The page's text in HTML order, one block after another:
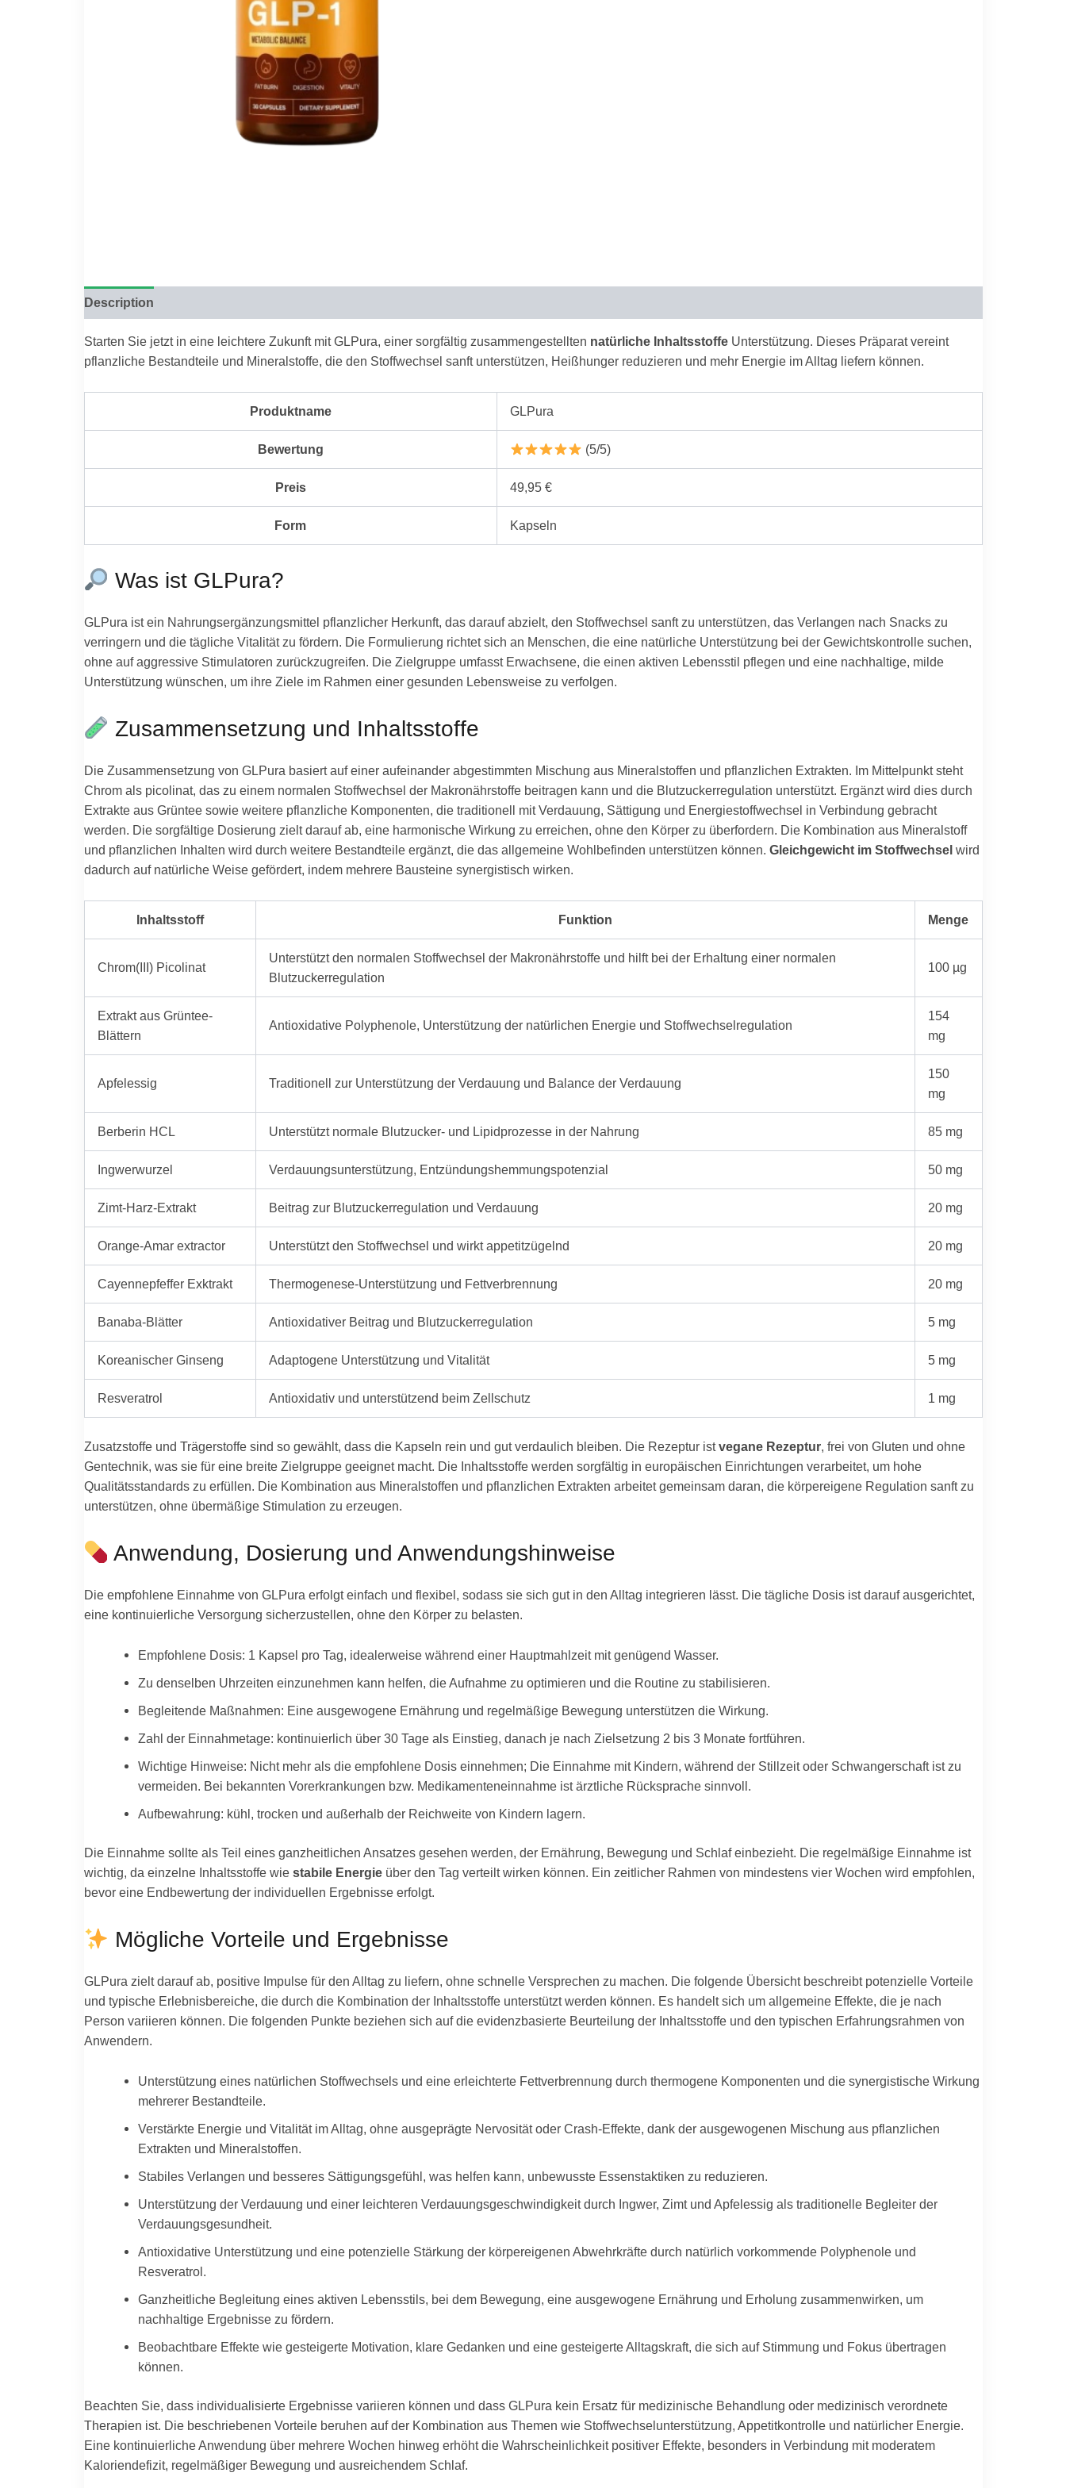
Description
Starten Sie jetzt in eine leichtere Zukunft mit GLPura, einer sorgfältig zusammengestellten natürliche InhaltsstoffeUnterstützung. Dieses Präparat vereint
pflanzliche Bestandteile und Mineralstoffe, die den Stoffwechsel sanft unterstützen, Heißhunger reduzieren und mehr Energie im Alltag liefern können.
Produktname GLPura
Bewertung (5/5)
Preis 49,95 €
Form Kapseln
Was ist GLPura?
GLPura ist ein Nahrungsergänzungsmittel pflanzlicher Herkunft, das darauf abzielt, den Stoffwechsel sanft zu unterstützen, das Verlangen nach Snacks zu
verringern und die tägliche Vitalität zu fördern. Die Formulierung richtet sich an Menschen, die eine natürliche Unterstützung bei der Gewichtskontrolle suchen,
ohne auf aggressive Stimulatoren zurückzugreifen. Die Zielgruppe umfasst Erwachsene, die einen aktiven Lebensstil pflegen und eine nachhaltige, milde
Unterstützung wünschen, um ihre Ziele im Rahmen einer gesunden Lebensweise zu verfolgen.
Zusammensetzung und Inhaltsstoffe
Die Zusammensetzung von GLPura basiert auf einer aufeinander abgestimmten Mischung aus Mineralstoffen und pflanzlichen Extrakten. Im Mittelpunkt steht
Chrom als picolinat, das zu einem normalen Stoffwechsel der Makronährstoffe beitragen kann und die Blutzuckerregulation unterstützt. Ergänzt wird dies durch
Extrakte aus Grüntee sowie weitere pflanzliche Komponenten, die traditionell mit Verdauung, Sättigung und Energiestoffwechsel in Verbindung gebracht
werden. Die sorgfältige Dosierung zielt darauf ab, eine harmonische Wirkung zu erreichen, ohne den Körper zu überfordern. Die Kombination aus Mineralstoff
und pflanzlichen Inhalten wird durch weitere Bestandteile ergänzt, die das allgemeine Wohlbefinden unterstützen können. Gleichgewicht im Stoffwechsel wird
dadurch auf natürliche Weise gefördert, indem mehrere Bausteine synergistisch wirken.
Inhaltsstoff Funktion Menge
Chrom(III) Picolinat
Unterstützt den normalen Stoffwechsel der Makronährstoffe und hilft bei der Erhaltung einer normalen
Blutzuckerregulation
100 µg
Extrakt aus Grüntee-
Blättern
Antioxidative Polyphenole, Unterstützung der natürlichen Energie und Stoffwechselregulation
154
mg
Apfelessig Traditionell zur Unterstützung der Verdauung und Balance der Verdauung
150
mg
Berberin HCL Unterstützt normale Blutzucker- und Lipidprozesse in der Nahrung 85 mg
Ingwerwurzel Verdauungsunterstützung, Entzündungshemmungspotenzial 50 mg
Zimt-Harz-Extrakt Beitrag zur Blutzuckerregulation und Verdauung 20 mg
Orange-Amar extractor Unterstützt den Stoffwechsel und wirkt appetitzügelnd 20 mg
Cayennepfeffer Exktrakt Thermogenese-Unterstützung und Fettverbrennung 20 mg
Banaba-Blätter Antioxidativer Beitrag und Blutzuckerregulation 5 mg
Koreanischer Ginseng Adaptogene Unterstützung und Vitalität 5 mg
Resveratrol Antioxidativ und unterstützend beim Zellschutz 1 mg
Zusatzstoffe und Trägerstoffe sind so gewählt, dass die Kapseln rein und gut verdaulich bleiben. Die Rezeptur istvegane Rezeptur, frei von Gluten und ohne
Gentechnik, was sie für eine breite Zielgruppe geeignet macht. Die Inhaltsstoffe werden sorgfältig in europäischen Einrichtungen verarbeitet, um hohe
Qualitätsstandards zu erfüllen. Die Kombination aus Mineralstoffen und pflanzlichen Extrakten arbeitet gemeinsam daran, die körpereigene Regulation sanft zu
unterstützen, ohne übermäßige Stimulation zu erzeugen.
Anwendung, Dosierung und Anwendungshinweise
Die empfohlene Einnahme von GLPura erfolgt einfach und flexibel, sodass sie sich gut in den Alltag integrieren lässt. Die tägliche Dosis ist darauf ausgerichtet,
eine kontinuierliche Versorgung sicherzustellen, ohne den Körper zu belasten.
Empfohlene Dosis: 1 Kapsel pro Tag, idealerweise während einer Hauptmahlzeit mit genügend Wasser.
Zu denselben Uhrzeiten einzunehmen kann helfen, die Aufnahme zu optimieren und die Routine zu stabilisieren.
Begleitende Maßnahmen: Eine ausgewogene Ernährung und regelmäßige Bewegung unterstützen die Wirkung.
Zahl der Einnahmetage: kontinuierlich über 30 Tage als Einstieg, danach je nach Zielsetzung 2 bis 3 Monate fortführen.
Wichtige Hinweise: Nicht mehr als die empfohlene Dosis einnehmen; Die Einnahme mit Kindern, während der Stillzeit oder Schwangerschaft ist zu
vermeiden. Bei bekannten Vorerkrankungen bzw. Medikamenteneinnahme ist ärztliche Rücksprache sinnvoll.
Aufbewahrung: kühl, trocken und außerhalb der Reichweite von Kindern lagern.
Die Einnahme sollte als Teil eines ganzheitlichen Ansatzes gesehen werden, der Ernährung, Bewegung und Schlaf einbezieht. Die regelmäßige Einnahme ist
wichtig, da einzelne Inhaltsstoffe wie stabile Energieüber den Tag verteilt wirken können. Ein zeitlicher Rahmen von mindestens vier Wochen wird empfohlen,
bevor eine Endbewertung der individuellen Ergebnisse erfolgt.
Mögliche Vorteile und Ergebnisse
GLPura zielt darauf ab, positive Impulse für den Alltag zu liefern, ohne schnelle Versprechen zu machen. Die folgende Übersicht beschreibt potenzielle Vorteile
und typische Erlebnisbereiche, die durch die Kombination der Inhaltsstoffe unterstützt werden können. Es handelt sich um allgemeine Effekte, die je nach
Person variieren können. Die folgenden Punkte beziehen sich auf die evidenzbasierte Beurteilung der Inhaltsstoffe und den typischen Erfahrungsrahmen von
Anwendern.
Unterstützung eines natürlichen Stoffwechsels und eine erleichterte Fettverbrennung durch thermogene Komponenten und die synergistische Wirkung
mehrerer Bestandteile.
Verstärkte Energie und Vitalität im Alltag, ohne ausgeprägte Nervosität oder Crash-Effekte, dank der ausgewogenen Mischung aus pflanzlichen
Extrakten und Mineralstoffen.
Stabiles Verlangen und besseres Sättigungsgefühl, was helfen kann, unbewusste Essenstaktiken zu reduzieren.
Unterstützung der Verdauung und einer leichteren Verdauungsgeschwindigkeit durch Ingwer, Zimt und Apfelessig als traditionelle Begleiter der
Verdauungsgesundheit.
Antioxidative Unterstützung und eine potenzielle Stärkung der körpereigenen Abwehrkräfte durch natürlich vorkommende Polyphenole und
Resveratrol.
Ganzheitliche Begleitung eines aktiven Lebensstils, bei dem Bewegung, eine ausgewogene Ernährung und Erholung zusammenwirken, um
nachhaltige Ergebnisse zu fördern.
Beobachtbare Effekte wie gesteigerte Motivation, klare Gedanken und eine gesteigerte Alltagskraft, die sich auf Stimmung und Fokus übertragen
können.
Beachten Sie, dass individualisierte Ergebnisse variieren können und dass GLPura kein Ersatz für medizinische Behandlung oder medizinisch verordnete
Therapien ist. Die beschriebenen Vorteile beruhen auf der Kombination aus Themen wie Stoffwechselunterstützung, Appetitkontrolle und natürlicher Energie.
Eine kontinuierliche Anwendung über mehrere Wochen hinweg erhöht die Wahrscheinlichkeit positiver Effekte, besonders in Verbindung mit moderatem
Kaloriendefizit, regelmäßiger Bewegung und ausreichendem Schlaf.